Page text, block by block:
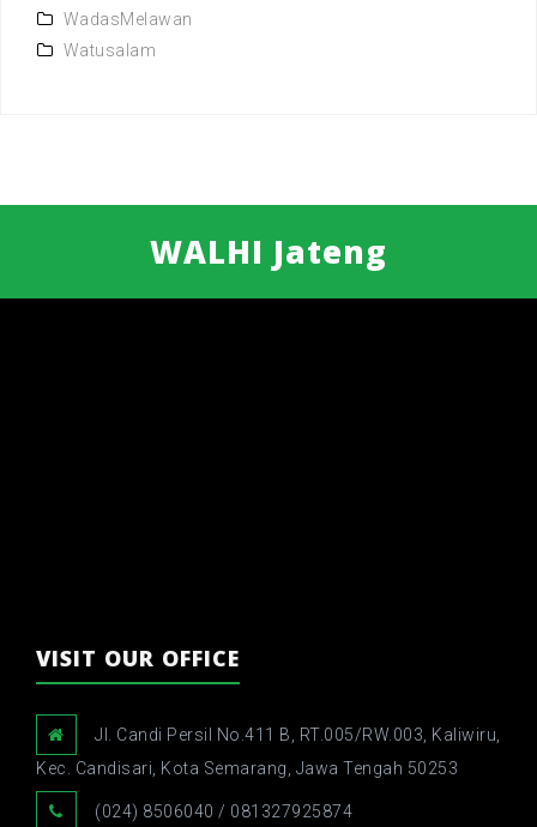
WadasMelawan
Watusalam
WALHI Jateng
VISIT OUR OFFICE
Jl. Candi Persil No.411 B, RT.005/RW.003, Kaliwiru,
Kec. Candisari, Kota Semarang, Jawa Tengah 50253
(024) 8506040 / 081327925874